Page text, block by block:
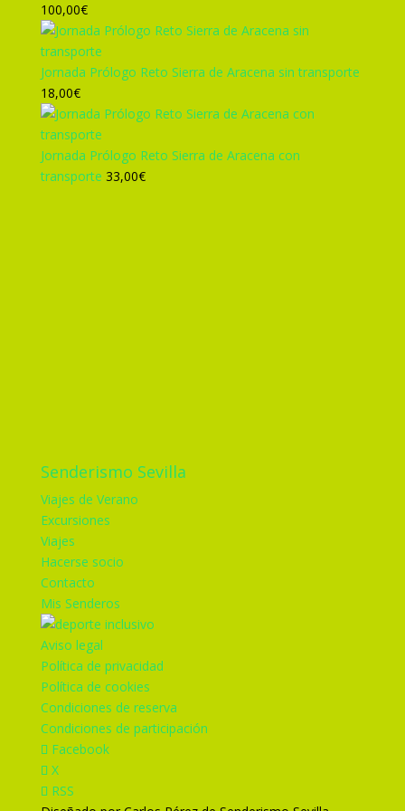
305,00€.285,00€.
100,00€
Jornada Prólogo Reto Sierra de Aracena sin transporte
18,00€
Jornada Prólogo Reto Sierra de Aracena con
transporte 33,00€
Senderismo Sevilla
Viajes de Verano
Excursiones
Viajes
Hacerse socio
Contacto
Mis Senderos
Aviso legal
Política de privacidad
Política de cookies
Condiciones de reserva
Condiciones de participación
Facebook
X
RSS